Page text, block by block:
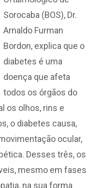
Sorocaba (BOS), Dr.
Arnaldo Furman
Bordon, explica que o
diabetes é uma
doença que afeta
todos os órgãos do
os olhos, rins e
o diabetes causa,
ocular,
Desses três, os
mesmo em fases
na sua forma